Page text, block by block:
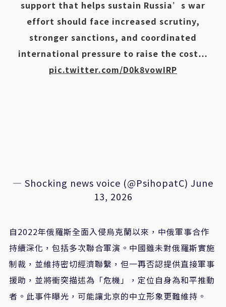
support that helps sustain Russia’s war
effort should face increased scrutiny,
stronger sanctions, and coordinated
international pressure to raise the cost…
pic.twitter.com/D0k8vowIRP
— Shocking news voice (@PsihopatC) June
13, 2026
自2022年俄羅斯全面入侵烏克蘭以來，中俄軍事合作
持續深化，包括多次聯合軍演。中國雖未對俄羅斯實施
制裁，並維持密切經濟聯繫，但一再否認提供直接軍事
援助，並將衝突描述為「危機」，定位自身為和平推動
者。此事件曝光，可能讓北京的中立形象更難維持。